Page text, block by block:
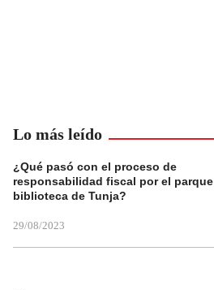
Lo más leído
¿Qué pasó con el proceso de
responsabilidad fiscal por el parque
biblioteca de Tunja?
29/08/2023